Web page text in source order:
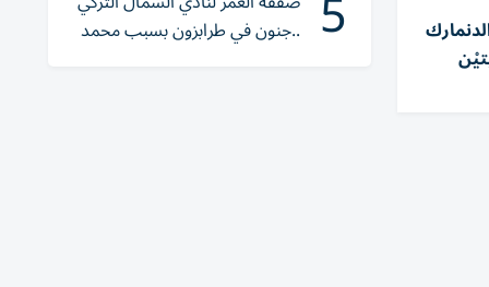
..جنون في طرابزون بسبب محمد